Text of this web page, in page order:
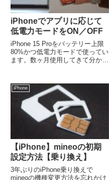
iPhoneでアプリに応じて
低電力モードをON／OFF
iPhone 15 Proをバッテリー上限
80%かつ低電力モードで使ってい
ます。数ヶ月使用してきて分かっ
がること。特にKindleアプリでの
ページ送りの動作がもっさりしま
す。これま...
iPhone
【iPhone】mineoの初期
設定方法【乗り換え】
3年ぶりのiPhone乗り換えで
mineoの機種変更方法を忘れかけ